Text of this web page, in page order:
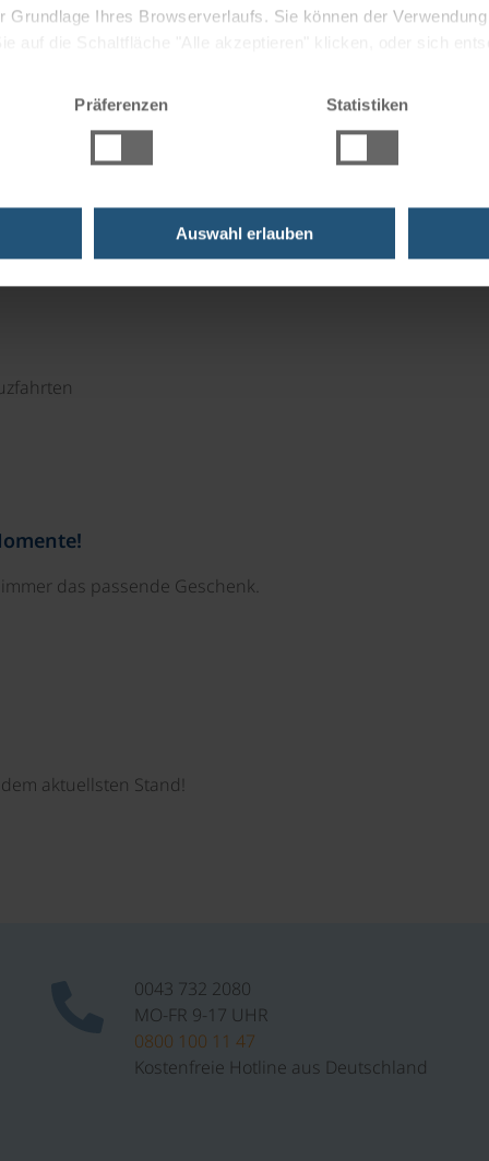
Grundlage Ihres Browserverlaufs. Sie können der
Präferenzen Statistiken
Auswahl erlauben
oder Buffet mit traditioneller, italienischer Küche.
bei einem Drink entspannen kann.
Großzügige Gartenanlage mit Terrasse und
gibt es einen Whirlpool und eine Sauna.
das passende Geschenk.
aktuellsten Stand!
0043 732 2080
MO-FR 9-17 UHR
0800 100 11 47
Kostenfreie Hotline aus Deutschland